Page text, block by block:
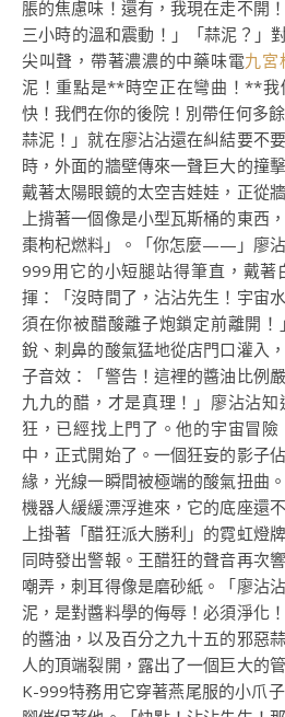
脹的焦慮味！還有，我現在走不開
三小時的溫和震動！」「蒜泥？」
尖叫聲，帶著濃濃的中藥味電九宮
泥！重點是**時空正在彎曲！**我
快！我們在你的後院！別帶任何
蒜泥！」就在廖沾沾還在糾結要不
時，外面的牆壁傳來一聲巨大的撞
戴著太陽眼鏡的太空吉娃娃，正從
上揹著一個像是小型瓦斯桶的東西
棗枸杞燃料」。「你怎麼——」廖
999用它的小短腿站得筆直，戴著
揮：「沒時間了，沾沾先生！宇宙
須在你被醋酸離子炮鎖定前離開
銳、刺鼻的酸氣猛地從店門口灌入
子音效：「警告！這裡的醬油比例
九九的醋，才是真理！」廖沾沾
狂，已經找上門了。他的宇宙冒
中，正式開始了。一個狂妄的影子
緣，光線一瞬間被極端的酸氣扭曲
機器人緩緩漂浮進來，它的底座還
上掛著「醋狂派大勝利」的霓虹燈
同時發出警報。王醋狂的聲音再次
嘲弄，刺耳得像是磨砂紙。「廖沾
泥，是對醬料學的侮辱！必須淨化
的醬油，以及百分之九十五的邪惡
人的頂端裂開，露出了一個巨大的
K-999特務用它穿著燕尾服的小爪